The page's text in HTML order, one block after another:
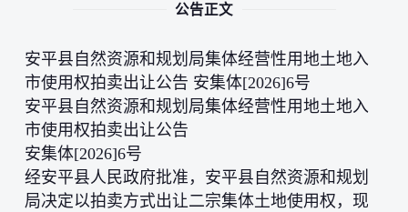
公告正文
安平县自然资源和规划局集体经营性用地土地入
市使用权拍卖出让公告 安集体[2026]6号
安平县自然资源和规划局集体经营性用地土地入
市使用权拍卖出让公告
安集体[2026]6号
经安平县人民政府批准，安平县自然资源和规划
局决定以拍卖方式出让二宗集体土地使用权，现